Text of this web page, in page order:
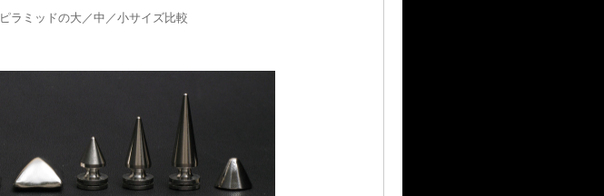
ピラミッドの大／中／小サイズ比較